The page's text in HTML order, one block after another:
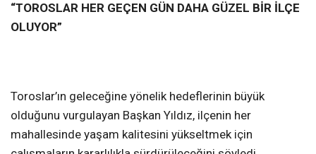
“TOROSLAR HER GEÇEN GÜN DAHA GÜZEL BİR İLÇE
OLUYOR”
Toroslar’ın geleceğine yönelik hedeflerinin büyük
olduğunu vurgulayan Başkan Yıldız, ilçenin her
mahallesinde yaşam kalitesini yükseltmek için